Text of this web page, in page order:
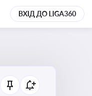
ВХІД ДО LIGA360